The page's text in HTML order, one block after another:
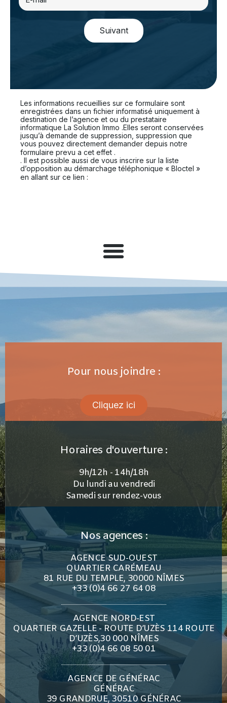
Suivant
Les informations recueillies sur ce formulaire sont
enregistrées dans un fichier informatisé uniquement à
destination de l’agence et ou du prestataire
informatique La Solution Immo .Elles seront conservées
jusqu’à demande de suppression, suppression que
vous pouvez directement demander depuis notre
formulaire prevu a cet effet .
. Il est possible aussi de vous inscrire sur la liste
d’opposition au démarchage téléphonique « Bloctel »
en allant sur ce lien :
Pour nous joindre :
Cliquez ici
Horaires d'ouverture :
9h/12h - 14h/18h
Du lundi au vendredi
Samedi sur rendez-vous
Nos agences :
AGENCE SUD-OUEST
QUARTIER CARÉMEAU
81 RUE DU TEMPLE, 30000 NÎMES
+33 (0)4 66 27 64 08
AGENCE NORD-EST
QUARTIER GAZELLE - ROUTE D’UZÈS 114 ROUTE
D’UZÈS,30 000 NÎMES
+33 (0)4 66 08 50 01
AGENCE DE GÉNÉRAC
GÉNÉRAC
39 GRANDRUE, 30510 GÉNÉRAC